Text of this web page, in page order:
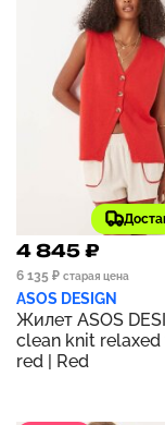
4 845 ₽
6 135 ₽ старая цена
ASOS DESIGN
Жилет ASOS
clean knit relaxed
red | Red